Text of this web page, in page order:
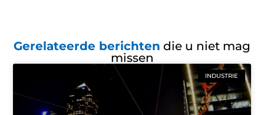
Gerelateerde berichten die u niet mag
missen
INDUSTRIE